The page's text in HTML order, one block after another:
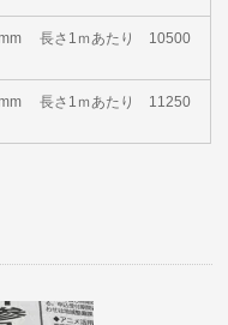
長さ1ｍあたり 10500
長さ1ｍあたり 11250